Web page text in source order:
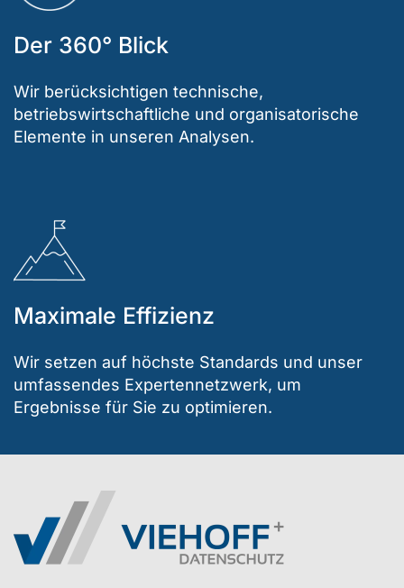
Der 360° Blick
Wir berücksichtigen technische,
betriebswirtschaftliche und organisatorische
Elemente in unseren Analysen.
Maximale Effizienz
Wir setzen auf höchste Standards und unser
umfassendes Expertennetzwerk, um
Ergebnisse für Sie zu optimieren.